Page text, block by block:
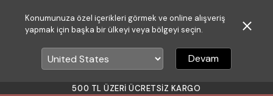
Konumunuza özel içerikleri görmek ve online alışveriş
yapmak için başka bir ülkeyi veya bölgeyi seçin.
Devam
500 TL ÜZERI ÜCRETSIZ KARGO